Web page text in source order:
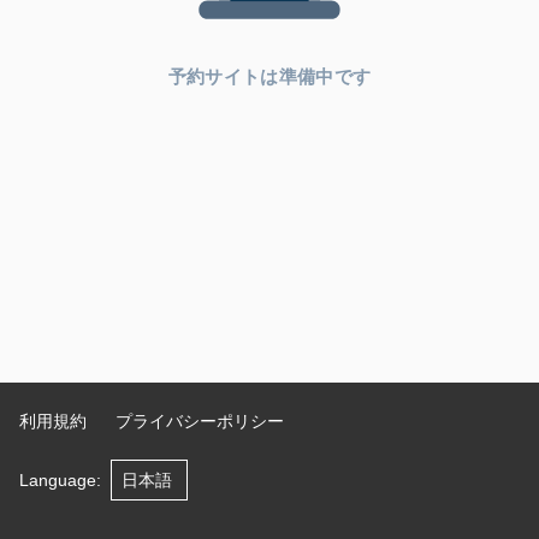
予約サイトは準備中です
利用規約 プライバシーポリシー
Language: